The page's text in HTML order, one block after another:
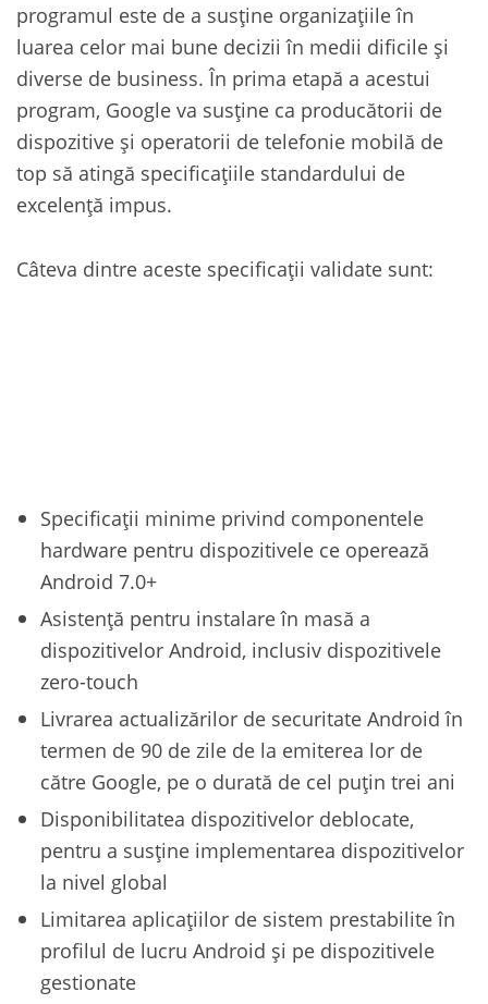
programul este de a susține organizațiile în
luarea celor mai bune decizii în medii dificile și
diverse de business. În prima etapă a acestui
program, Google va susține ca producătorii de
dispozitive și operatorii de telefonie mobilă de
top să atingă specificațiile standardului de
excelență impus.
Câteva dintre aceste specificații validate sunt:
Specificații minime privind componentele
hardware pentru dispozitivele ce operează
Android 7.0+
Asistență pentru instalare în masă a
dispozitivelor Android, inclusiv dispozitivele
zero-touch
Livrarea actualizărilor de securitate Android în
termen de 90 de zile de la emiterea lor de
către Google, pe o durată de cel puțin trei ani
Disponibilitatea dispozitivelor deblocate,
pentru a susține implementarea dispozitivelor
la nivel global
Limitarea aplicațiilor de sistem prestabilite în
profilul de lucru Android și pe dispozitivele
gestionate